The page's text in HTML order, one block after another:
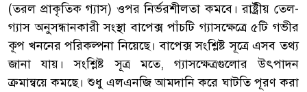
(তরল প্রাকৃতিক গ্যাস) ওপর নির্ভরশীলতা কমবে। রাষ্ট্রীয় তেল-
গ্যাস অনুসন্ধানকারী সংস্থা বাপেক্স পাঁচটি গ্যাসক্ষেত্রে ৫টি গভীর
কূপ খননের পরিকল্পনা নিয়েছে। বাপেক্স সংশ্লিষ্ট সূত্রে এসব তথ্য
জানা যায়। সংশ্লিষ্ট সূত্র মতে, গ্যাসক্ষেত্রগুলোর উৎপাদন
ক্রমান্বয়ে কমছে। শুধু এলএনজি আমদানি করে ঘাটতি পূরণ করা